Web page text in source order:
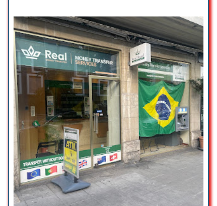
Yanis Kihel
☆ 5/5
Très bon accueil. Le monsieur nous
a bien conseillé sur les activités et
nous a répondu à toutes nos
questions qui n’avaient rien à voir
avec le change. Effectivement son
taux est intéressant. Merci pour
votre accueil. Le temps pris à
répondre. Et merci pour votre
gentillesse
Aida Kh
☆ 5/5